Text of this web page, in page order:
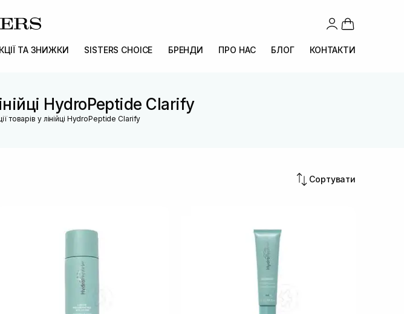
ТА ЗНИЖКИ SISTERS CHOICE БРЕНДИ ПРО НАС БЛОГ КОНТАКТИ
HydroPeptide Clarify
товарів у лінійці HydroPeptide Clarify
Сортувати